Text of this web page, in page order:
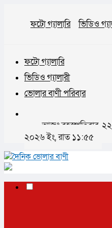
ফটো গ্যালারি ভিডিও
ফটো গ্যালারি
ভিডিও গ্যালারী
ভোলার বাণী পরিবার
আজঃ বৃহস্পতিবার,
২০২৬ ইং, রাত ১১:৫৫
✕